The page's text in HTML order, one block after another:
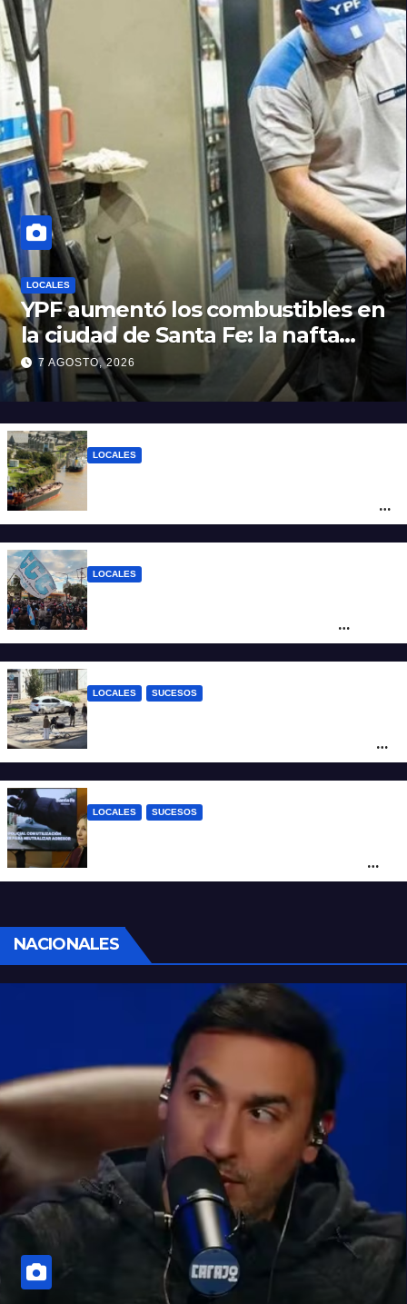
LOCALES
YPF aumentó los combustibles en
la ciudad de Santa Fe: la nafta
súper superó los $2.100 y llenar el
tanque cuesta más de $94.000
7 AGOSTO, 2026
LOCALES
posicionar los puertos del sur de Santa Fe
como salida para las exportaciones
LOCALES
sociales y sindicales
LOCALES SUCESOS
tendida sobre la calzada
LOCALES SUCESOS
con un arma blanca en la ruta 168
NACIONALES